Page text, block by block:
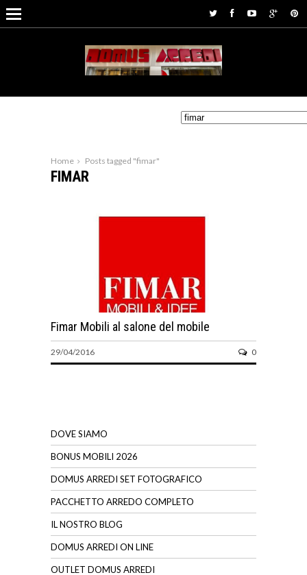
Home Posts tagged "fimar"
FIMAR
Fimar Mobili al salone del mobile
29/04/2016 0
DOVE SIAMO
BONUS MOBILI 2026
DOMUS ARREDI SET FOTOGRAFICO
PACCHETTO ARREDO COMPLETO
IL NOSTRO BLOG
DOMUS ARREDI ON LINE
OUTLET DOMUS ARREDI